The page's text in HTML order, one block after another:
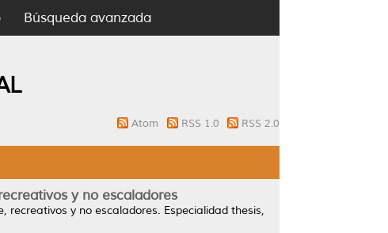
Búsqueda avanzada
Atom RSS 1.0 RSS 2.0
y no escaladores
recreativos y no escaladores. Especialidad thesis,